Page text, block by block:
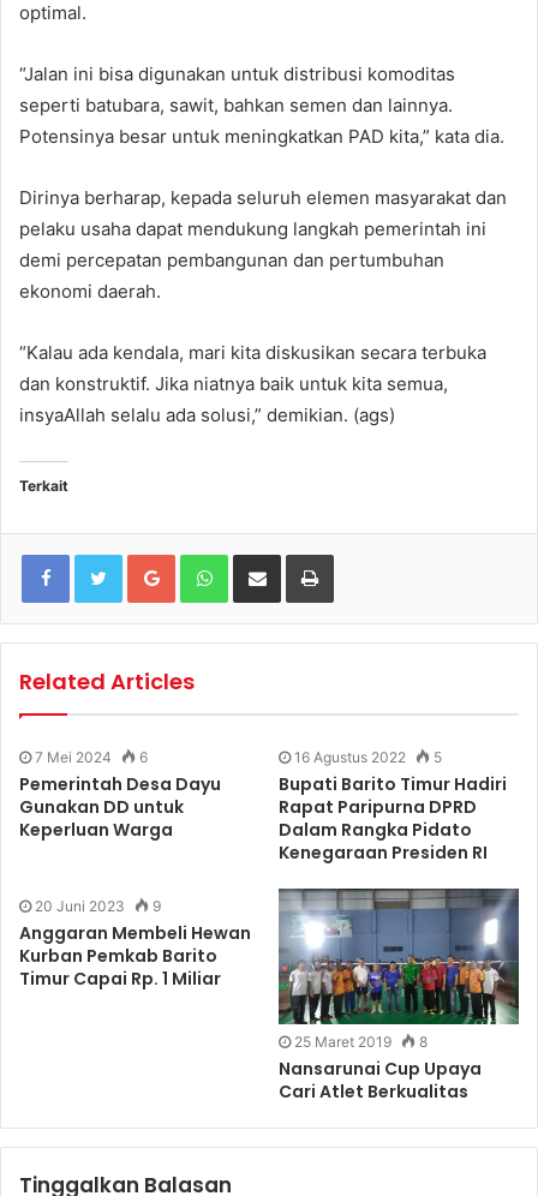
optimal.
“Jalan ini bisa digunakan untuk distribusi komoditas
seperti batubara, sawit, bahkan semen dan lainnya.
Potensinya besar untuk meningkatkan PAD kita,” kata dia.
Dirinya berharap, kepada seluruh elemen masyarakat dan
pelaku usaha dapat mendukung langkah pemerintah ini
demi percepatan pembangunan dan pertumbuhan
ekonomi daerah.
“Kalau ada kendala, mari kita diskusikan secara terbuka
dan konstruktif. Jika niatnya baik untuk kita semua,
insyaAllah selalu ada solusi,” demikian. (ags)
Terkait
Google+WhatsApp
Share via Email Print
Related Articles
7 Mei 2024 6
Pemerintah Desa Dayu
Gunakan DD untuk
Keperluan Warga
16 Agustus 2022 5
Bupati Barito Timur Hadiri
Rapat Paripurna DPRD
Dalam Rangka Pidato
Kenegaraan Presiden RI
20 Juni 2023 9
Anggaran Membeli Hewan
Kurban Pemkab Barito
Timur Capai Rp. 1 Miliar
25 Maret 2019 8
Nansarunai Cup Upaya
Cari Atlet Berkualitas
Tinggalkan Balasan